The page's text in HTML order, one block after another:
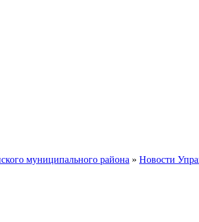
муниципального района » Новости